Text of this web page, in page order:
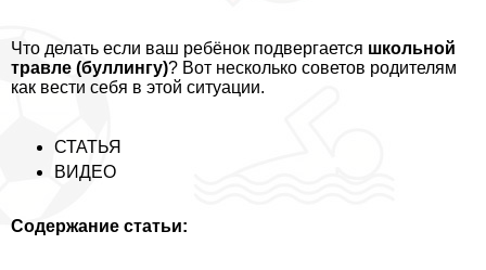
Что делать если ваш ребёнок подвергается школьной
травле (буллингу)? Вот несколько советов родителям
как вести себя в этой ситуации.
СТАТЬЯ
ВИДЕО
Содержание статьи: